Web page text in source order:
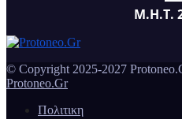
Μ.Η.Τ.
© Copyright 2025-2027
Protoneo.Gr
Πολιτικη